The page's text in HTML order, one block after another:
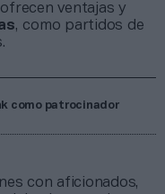
ventajas y
, como partidos de
como patrocinador
con aficionados,